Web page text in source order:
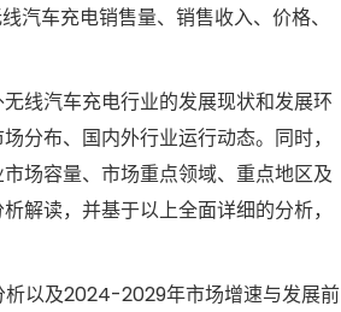
车充电销售量、销售收入、价格、
线汽车充电行业的发展现状和发展环
分布、国内外行业运行动态。同时，
场容量、市场重点领域、重点地区及
解读，并基于以上全面详细的分析，
以及2024-2029年市场增速与发展前